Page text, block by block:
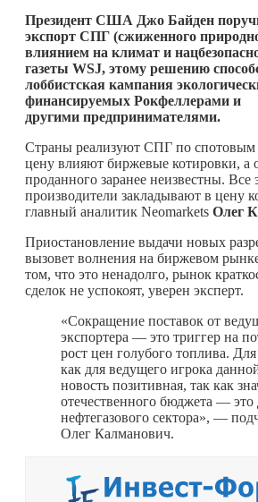
Президент США Джо Байден
экспорт СПГ (сжиженного
влиянием на климат и
газеты WSJ, этому решению
лоббистская кампания
финансируемых Рокфеллерами и
другими предпринимателями.
Страны реализуют СПГ по спотовым
цену влияют биржевые котировки, а
проданного заранее неизвестны. Все
производители закладывают в цену
главный аналитик Neomarkets Олег
Приостановление выдачи новых
вызовет волнения на биржевом
том, что это ненадолго, рынок
сделок не успокоят, уверен эксперт.
«Сокращение поставок от
экспортера — это триггер на
рост цен голубого топлива.
как для ведущего игрока
новость позитивная, так как
отечественного бюджета — это
нефтегазового сектора», —
Олег Калманович.